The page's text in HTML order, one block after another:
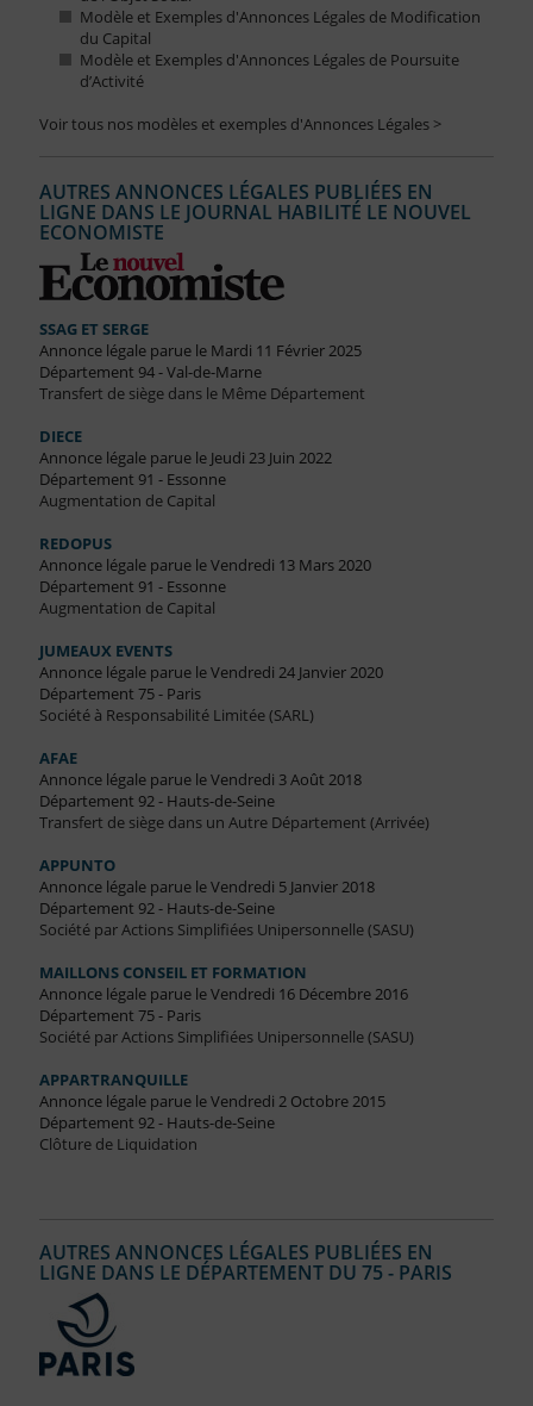
Modèle et Exemples d'Annonces Légales de Modification
du Capital
Modèle et Exemples d'Annonces Légales de Poursuite
d’Activité
Voir tous nos modèles et exemples d'Annonces Légales >
AUTRES ANNONCES LÉGALES PUBLIÉES EN
LIGNE DANS LE JOURNAL HABILITÉ LE NOUVEL
ECONOMISTE
SSAG ET SERGE
Annonce légale parue le Mardi 11 Février 2025
Département 94 - Val-de-Marne
Transfert de siège dans le Même Département
DIECE
Annonce légale parue le Jeudi 23 Juin 2022
Département 91 - Essonne
Augmentation de Capital
REDOPUS
Annonce légale parue le Vendredi 13 Mars 2020
Département 91 - Essonne
Augmentation de Capital
JUMEAUX EVENTS
Annonce légale parue le Vendredi 24 Janvier 2020
Département 75 - Paris
Société à Responsabilité Limitée (SARL)
AFAE
Annonce légale parue le Vendredi 3 Août 2018
Département 92 - Hauts-de-Seine
Transfert de siège dans un Autre Département (Arrivée)
APPUNTO
Annonce légale parue le Vendredi 5 Janvier 2018
Département 92 - Hauts-de-Seine
Société par Actions Simplifiées Unipersonnelle (SASU)
MAILLONS CONSEIL ET FORMATION
Annonce légale parue le Vendredi 16 Décembre 2016
Département 75 - Paris
Société par Actions Simplifiées Unipersonnelle (SASU)
APPARTRANQUILLE
Annonce légale parue le Vendredi 2 Octobre 2015
Département 92 - Hauts-de-Seine
Clôture de Liquidation
AUTRES ANNONCES LÉGALES PUBLIÉES EN
LIGNE DANS LE DÉPARTEMENT DU 75 - PARIS